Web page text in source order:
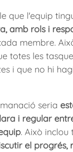
que l'equip
amb rols i
membre.
totes les
i que no hi
seria
i regular
. Això inclou
el progrés,